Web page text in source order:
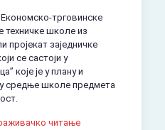
трговинске
школе из
заједничке
се састоји у
које је у плану и
средње школе предмета
читање